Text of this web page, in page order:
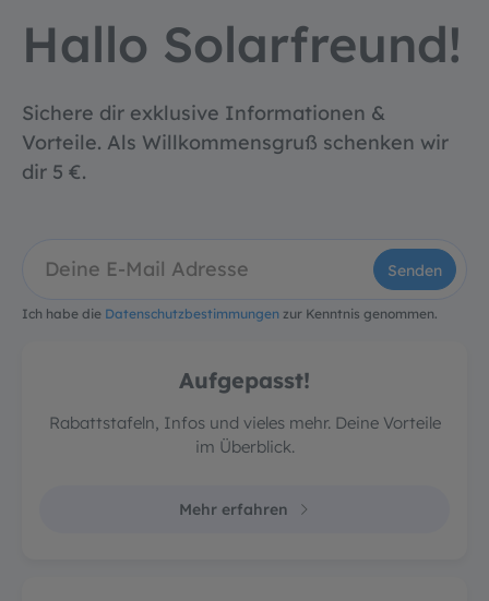
Hallo Solarfreund!
Sichere dir exklusive Informationen &
Vorteile. Als Willkommensgruß schenken wir
dir 5 €.
Senden
Ich habe die Datenschutzbestimmungen zur Kenntnis genommen.
Aufgepasst!
Rabattstafeln, Infos und vieles mehr. Deine Vorteile
im Überblick.
Mehr erfahren